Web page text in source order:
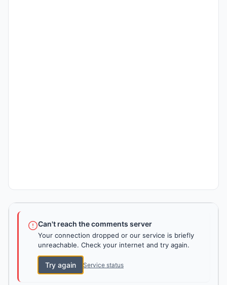
Can't reach the comments server
Your connection dropped or our service is briefly
unreachable. Check your internet and try again.
Try again Service status